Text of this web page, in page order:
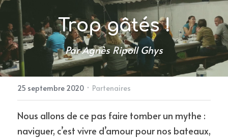
Les vidéos
L'édition 2026
L'édition 2025
L'édition 2024
L'édition 2023
L'édition 2022
Records
Achat en ligne
Contact
Trop gâtés !
Par Agnès Ripoll Ghys
25 septembre 2020 · Partenaires
Nous allons de ce pas faire tomber un mythe :
naviguer, c’est vivre d’amour pour nos bateaux,